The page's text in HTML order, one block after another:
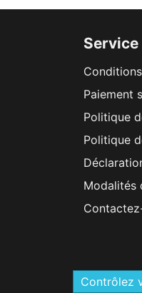
Paiement
Politique
Politique
Modalités
Contrôlez